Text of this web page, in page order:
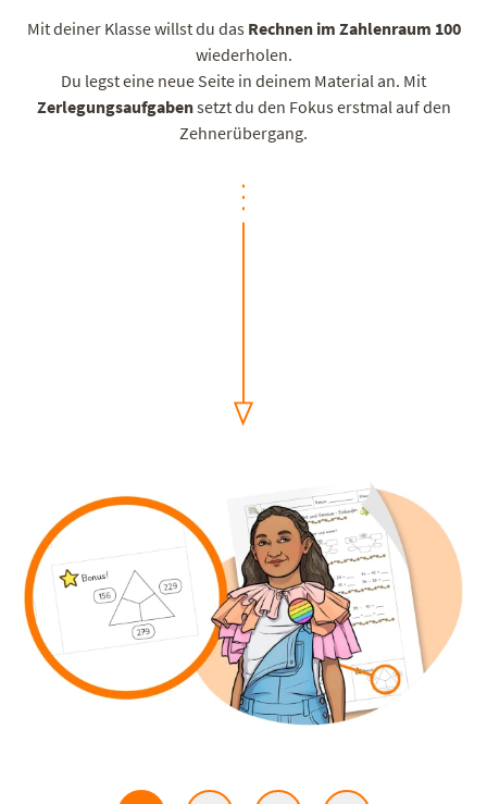
Mit deiner Klasse willst du das Rechnen im Zahlenraum 100
wiederholen.
Du legst eine neue Seite in deinem Material an. Mit
Zerlegungsaufgabensetzt du den Fokus erstmal auf den
Zehnerübergang.